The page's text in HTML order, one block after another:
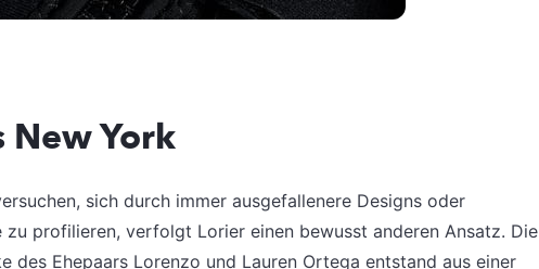
New York
sich durch immer ausgefallenere Designs oder
profilieren, verfolgt Lorier einen bewusst anderen Ansatz. Die
des Ehepaars Lorenzo und Lauren Ortega entstand aus einer